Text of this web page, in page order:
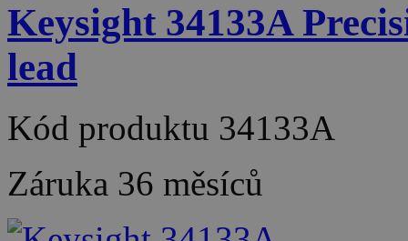
Keysight 34133A
lead
Kód produktu 34133A
Záruka 36 měsíců